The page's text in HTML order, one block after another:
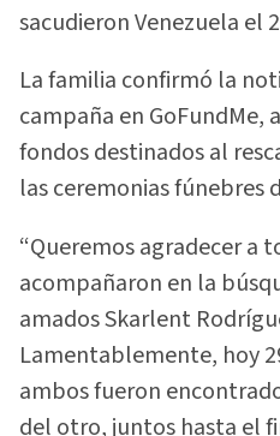
sacudieron Venezuela el
La familia confirmó la
campaña en GoFundMe,
fondos destinados al
las ceremonias fúnebres
“Queremos agradecer a
acompañaron en la
amados Skarlent
Lamentablemente, hoy
ambos fueron
del otro, juntos hasta el